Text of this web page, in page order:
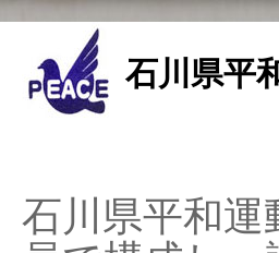
石川県平
石川県平和